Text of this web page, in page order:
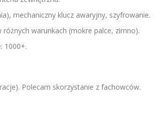
mechaniczny klucz awaryjny, szyfrowanie.
warunkach (mokre palce, zimno).
1000+.
Polecam skorzystanie z fachowców.